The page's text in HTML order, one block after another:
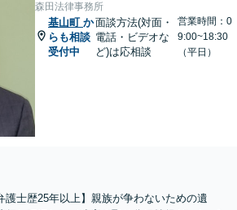
森田法律事務所
基山町 か
らも相談
受付中
面談方法(対面・
電話・ビデオな
ど)は応相談
営業時間：0
9:00~18:30
（平日）
護士歴25年以上】親族が争わないための遺